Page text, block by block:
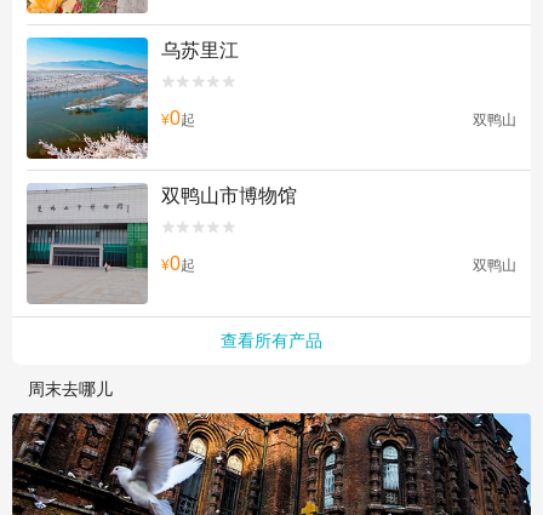
乌苏里江


¥0起 双鸭山
双鸭山市博物馆


¥0起 双鸭山
查看所有产品
周末去哪儿